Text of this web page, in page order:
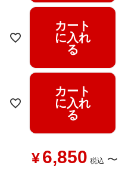
カート
に入れ
る
カート
に入れ
る
¥6,850 税込 〜